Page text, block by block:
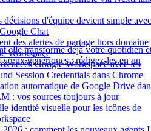
décisions d'équipe devient simple avec
Chat
des alertes de partage hors domaine
Workspace
accès Google Workspace avec les
Session Credentials dans Chrome
automatique de Google Drive
: vos sources toujours à jour
identité visuelle pour les icônes de
elle transforme déjà votre quotidien
vœux génériques : rédigez-les en un